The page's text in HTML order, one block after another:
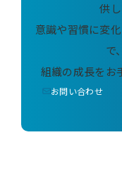
供し
意識や習慣に変
で、
組織の成長をお
お問い合わせ